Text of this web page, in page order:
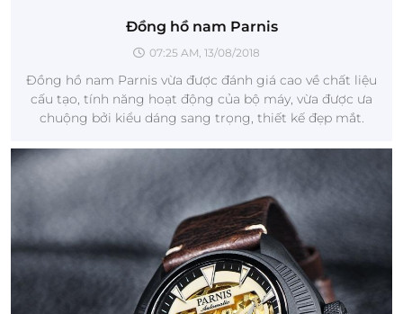
Đồng hồ nam Parnis
07:25 AM, 13/08/2018
Đồng hồ nam Parnis vừa được đánh giá cao về chất liệu
cấu tạo, tính năng hoạt động của bộ máy, vừa được ưa
chuộng bởi kiểu dáng sang trọng, thiết kế đẹp mắt.